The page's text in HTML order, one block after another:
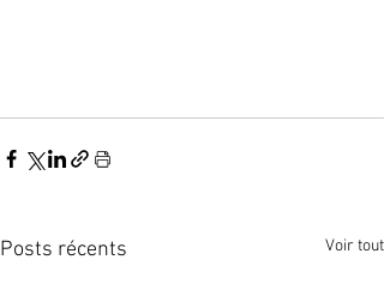
Posts récents Voir tout